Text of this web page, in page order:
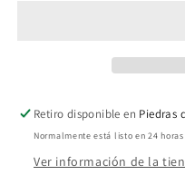
Retiro disponible en Piedras
Normalmente está listo en 24 horas
Ver información de la